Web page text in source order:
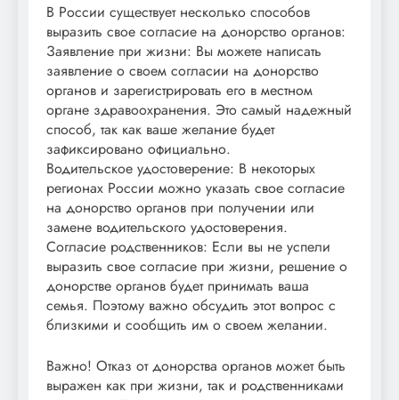
В России существует несколько способов
выразить свое согласие на донорство органов:
Заявление при жизни: Вы можете написать
заявление о своем согласии на донорство
органов и зарегистрировать его в местном
органе здравоохранения. Это самый надежный
способ, так как ваше желание будет
зафиксировано официально.
Водительское удостоверение: В некоторых
регионах России можно указать свое согласие
на донорство органов при получении или
замене водительского удостоверения.
Согласие родственников: Если вы не успели
выразить свое согласие при жизни, решение о
донорстве органов будет принимать ваша
семья. Поэтому важно обсудить этот вопрос с
близкими и сообщить им о своем желании.
Важно! Отказ от донорства органов может быть
выражен как при жизни, так и родственниками